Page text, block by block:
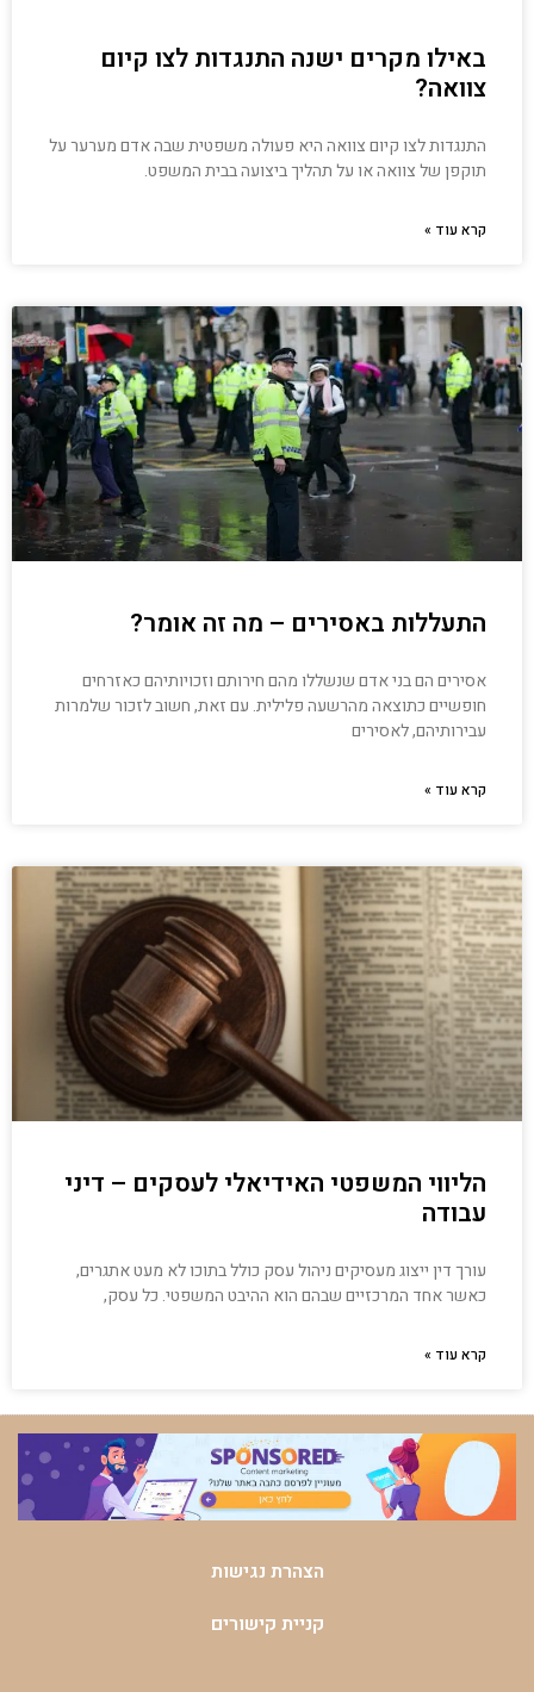
באילו מקרים ישנה התנגדות לצו קיום
צוואה?
התנגדות לצו קיום צוואה היא פעולה משפטית שבה אדם מערער על
תוקפן של צוואה או על תהליך ביצועה בבית המשפט.
קרא עוד »
התעללות באסירים – מה זה אומר?
אסירים הם בני אדם שנשללו מהם חירותם וזכויותיהם כאזרחים
חופשיים כתוצאה מהרשעה פלילית. עם זאת, חשוב לזכור שלמרות
עבירותיהם, לאסירים
קרא עוד »
הליווי המשפטי האידיאלי לעסקים – דיני
עבודה
עורך דין ייצוג מעסיקים ניהול עסק כולל בתוכו לא מעט אתגרים,
כאשר אחד המרכזיים שבהם הוא ההיבט המשפטי. כל עסק,
קרא עוד »
הצהרת נגישות
קניית קישורים